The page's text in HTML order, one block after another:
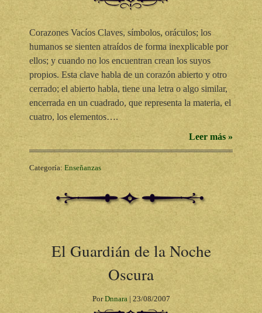
Corazones Vacíos Claves, símbolos, oráculos; los
humanos se sienten atraídos de forma inexplicable por
ellos; y cuando no los encuentran crean los suyos
propios. Esta clave habla de un corazón abierto y otro
cerrado; el abierto habla, tiene una letra o algo similar,
encerrada en un cuadrado, que representa la materia, el
cuatro, los elementos….
Leer más »
Categoría: Enseñanzas
El Guardián de la Noche
Oscura
PorDnnara| 23/08/2007